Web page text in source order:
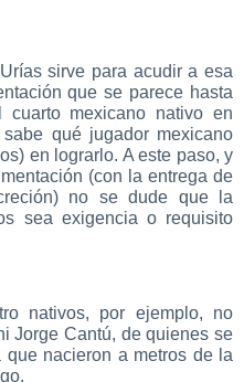
sirve para acudir a esa
que se parece hasta
mexicano nativo en
qué jugador mexicano
en lograrlo. A este paso, y
(con la entrega de
no se dude que la
sea exigencia o requisito
nativos, por ejemplo, no
Jorge Cantú, de quienes se
nacieron a metros de la